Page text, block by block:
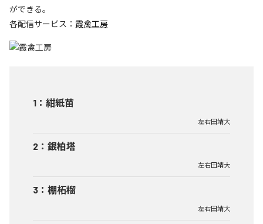
ができる。
各配信サービス： 霞禽工房
1 ： 紺紙苗
左右田靖大
2 ： 銀柏塔
左右田靖大
3 ： 棚柘榴
左右田靖大